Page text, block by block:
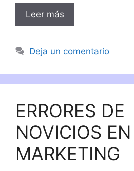
Leer más
Deja un comentario
ERRORES DE
NOVICIOS EN
MARKETING